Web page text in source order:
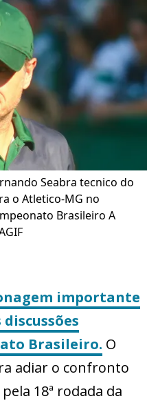
Seabra tecnico do
o Atletico-MG no
Brasileiro A
importante
Brasileiro. O
adiar o confronto
18ª rodada da